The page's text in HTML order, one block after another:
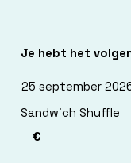
Je hebt het
Sandwich Shuffle
25 september
€